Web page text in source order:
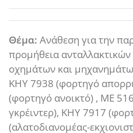
Θέμα: Ανάθεση για την
προμήθεια ανταλλακτικών
οχημάτων και
KHY 7938 (φορτηγό
(φορτηγό ανοικτό) , ΜΕ
γκρέιντερ), ΚΗY 7917
(αλατοδιανομέας-